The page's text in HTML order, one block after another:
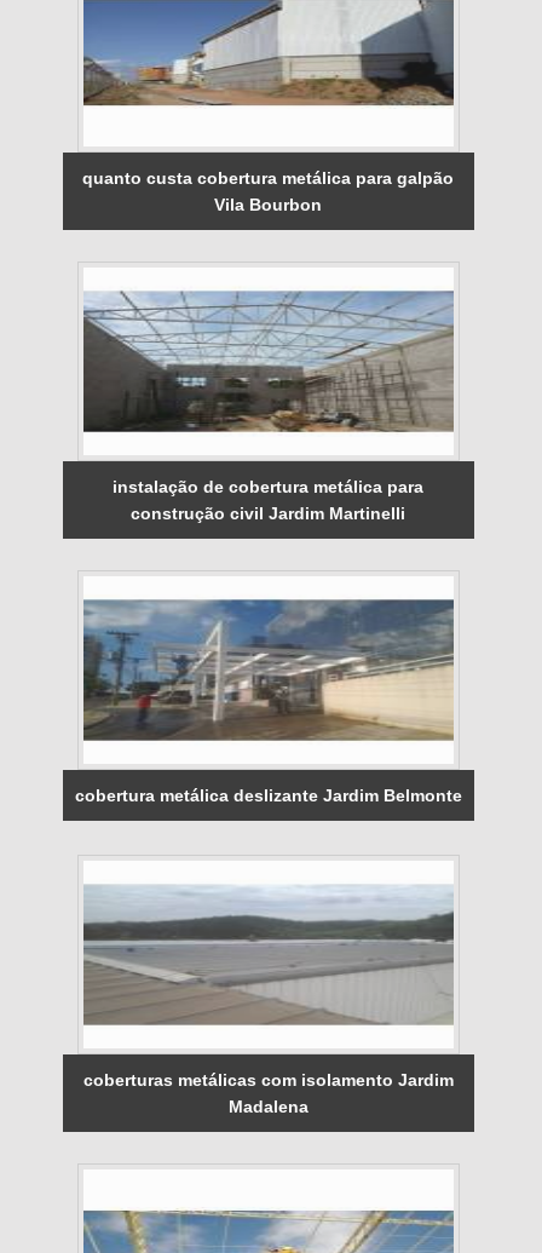
quanto custa cobertura metálica para galpão
Vila Bourbon
instalação de cobertura metálica para
construção civil Jardim Martinelli
cobertura metálica deslizante Jardim Belmonte
coberturas metálicas com isolamento Jardim
Madalena